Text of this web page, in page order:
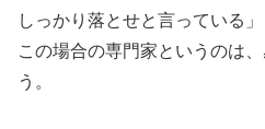
しっかり 落とせと言っている
この場合の専門家というのは
う。